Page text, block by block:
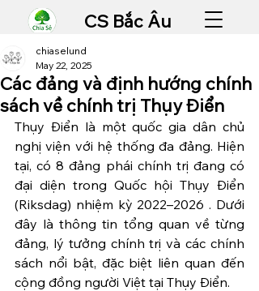
CS Bắc Âu
Các đảng và định hướng chính
sách về chính trị Thụy Điển
chiaselund
May 22, 2025
Thụy Điển là một quốc gia dân chủ
nghị viện với hệ thống đa đảng. Hiện
tại, có 8 đảng phái chính trị đang có
đại diện trong Quốc hội Thụy Điển
(Riksdag) nhiệm kỳ 2022–2026 . Dưới
đây là thông tin tổng quan về từng
đảng, lý tưởng chính trị và các chính
sách nổi bật, đặc biệt liên quan đến
cộng đồng người Việt tại Thụy Điển.